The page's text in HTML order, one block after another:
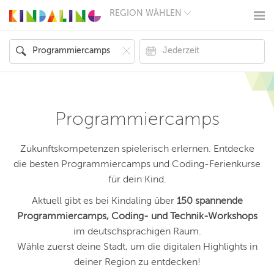
REGION WÄHLEN
MÜNCHEN
HAMBURG
FRANKFURT
KÖLN
HANNOVER
DRESDEN
NÜRNBERG
WIEN
ZÜRICH
REGIONEN
Programmiercamps
Zukunftskompetenzen spielerisch erlernen. Entdecke
die besten Programmiercamps und Coding-Ferienkurse
für dein Kind.
Aktuell gibt es bei Kindaling über 150 spannende
Programmiercamps, Coding- und Technik-Workshops
im deutschsprachigen Raum.
Wähle zuerst deine Stadt, um die digitalen Highlights in
deiner Region zu entdecken!